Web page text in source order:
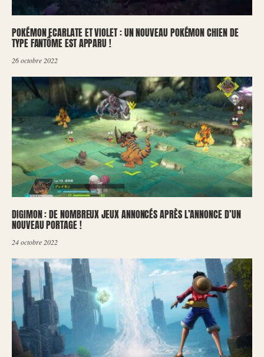
POKÉMON ECARLATE ET VIOLET : UN NOUVEAU POKÉMON CHIEN DE
TYPE FANTÔME EST APPARU !
26 octobre 2022
DIGIMON : DE NOMBREUX JEUX ANNONCÉS APRÈS L’ANNONCE D’UN
NOUVEAU PORTAGE !
24 octobre 2022